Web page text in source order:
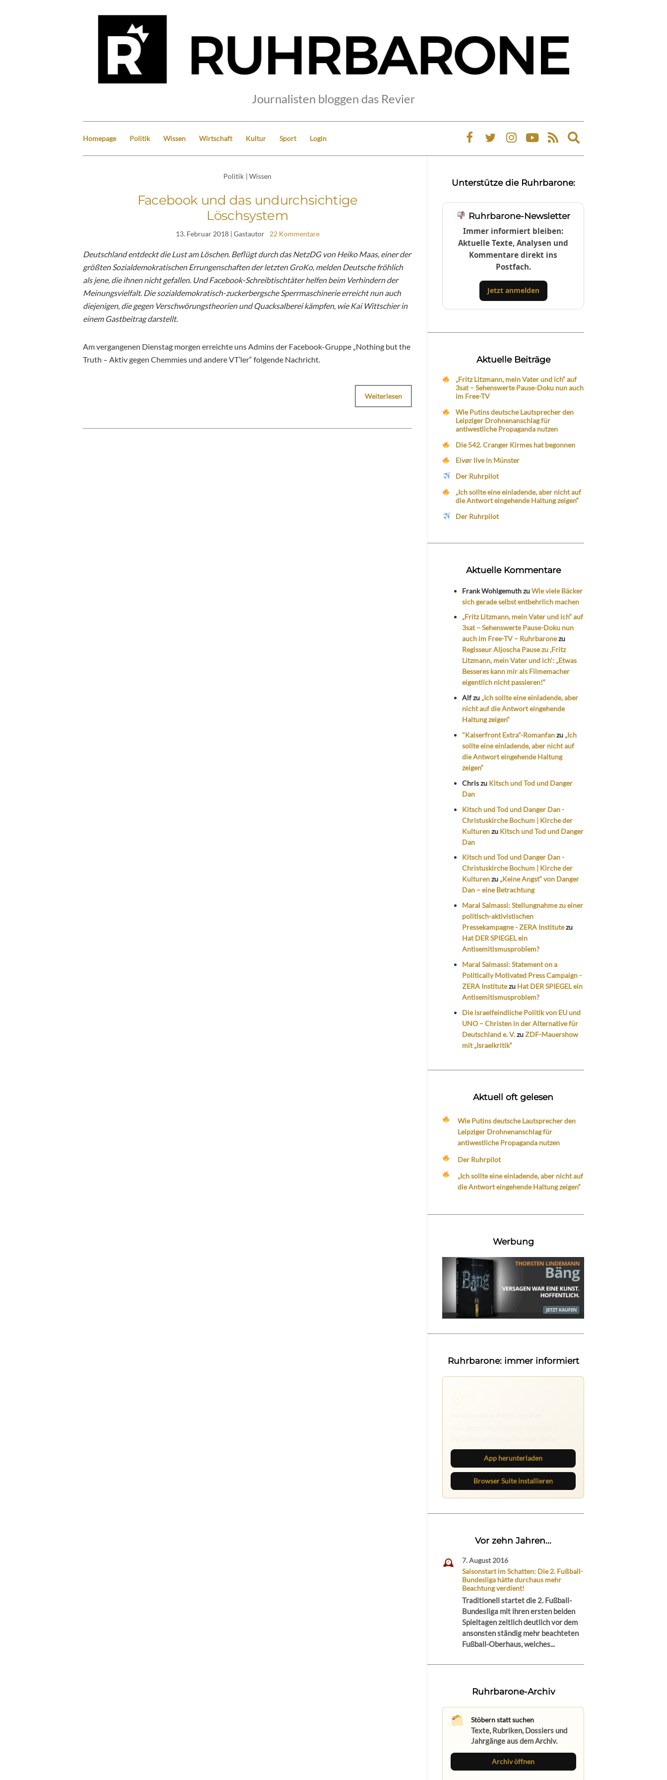
Journalisten bloggen das Revier
Homepage Politik Wissen Wirtschaft Kultur Sport Login
Expand
search
Politik | Wissen
Facebook und das undurchsichtige
Löschsystem
13. Februar 2018| Gastautor 22 Kommentare
Deutschland entdeckt die Lust am Löschen. Beflügt durch das NetzDG von Heiko Maas, einer der
größten Sozialdemokratischen Errungenschaften der letzten GroKo, melden Deutsche fröhlich
als jene, die ihnen nicht gefallen. Und Facebook-Schreibtischtäter helfen beim Verhindern der
Meinungsvielfalt. Die sozialdemokratisch-zuckerbergsche Sperrmaschinerie erreicht nun auch
diejenigen, die gegen Verschwörungstheorien und Quacksalberei kämpfen, wie Kai Wittschier in
einem Gastbeitrag darstellt.
Am vergangenen Dienstag morgen erreichte uns Admins der Facebook-Gruppe „Nothing but the
Truth – Aktiv gegen Chemmies und andere VT’ler“ folgende Nachricht.
Weiterlesen
Unterstütze die Ruhrbarone:
Ruhrbarone-Newsletter
Immer informiert bleiben:
Aktuelle Texte, Analysen und
Kommentare direkt ins
Postfach.
Jetzt anmelden
Aktuelle Beiträge
„Fritz Litzmann, mein Vater und ich“ auf
3sat – Sehenswerte Pause-Doku nun auch
im Free-TV
Wie Putins deutsche Lautsprecher den
Leipziger Drohnenanschlag für
antiwestliche Propaganda nutzen
Die 542. Cranger Kirmes hat begonnen
Eivør live in Münster
Der Ruhrpilot
„Ich sollte eine einladende, aber nicht auf
die Antwort eingehende Haltung zeigen“
Der Ruhrpilot
Aktuelle Kommentare
Frank WohlgemuthzuWie viele Bäcker
sich gerade selbst entbehrlich machen
„Fritz Litzmann, mein Vater und ich“ auf
3sat – Sehenswerte Pause-Doku nun
auch im Free-TV – Ruhrbaronezu
Regisseur Aljoscha Pause zu ‚Fritz
Litzmann, mein Vater und ich‘: „Etwas
Besseres kann mir als Filmemacher
eigentlich nicht passieren!“
Alfzu „Ich sollte eine einladende, aber
nicht auf die Antwort eingehende
Haltung zeigen“
"Kaiserfront Extra"-Romanfanzu „Ich
sollte eine einladende, aber nicht auf
die Antwort eingehende Haltung
zeigen“
Chriszu Kitsch und Tod und Danger
Dan
Kitsch und Tod und Danger Dan -
Christuskirche Bochum | Kirche der
Kulturenzu Kitsch und Tod und Danger
Dan
Kitsch und Tod und Danger Dan -
Christuskirche Bochum | Kirche der
Kulturenzu „Keine Angst“ von Danger
Dan – eine Betrachtung
Maral Salmassi: Stellungnahme zu einer
politisch-aktivistischen
Pressekampagne - ZERA Institutezu
Hat DER SPIEGEL ein
Antisemitismusproblem?
Maral Salmassi: Statement on a
Politically Motivated Press Campaign -
ZERA Institutezu Hat DER SPIEGEL ein
Antisemitismusproblem?
Die israelfeindliche Politik von EU und
UNO – Christen in der Alternative für
Deutschland e. V.zuZDF-Mauershow
mit „Israelkritik“
Aktuell oft gelesen
Wie Putins deutsche Lautsprecher den
Leipziger Drohnenanschlag für
antiwestliche Propaganda nutzen
Der Ruhrpilot
„Ich sollte eine einladende, aber nicht auf
die Antwort eingehende Haltung zeigen“
Werbung
Ruhrbarone: immer informiert
App herunterladen
Browser Suite installieren
Vor zehn Jahren...
7. August 2016
Saisonstart im Schatten: Die 2. Fußball-
Bundesliga hätte durchaus mehr
Beachtung verdient!
Traditionell startet die 2. Fußball-
Bundesliga mit ihren ersten beiden
Spieltagen zeitlich deutlich vor dem
ansonsten ständig mehr beachteten
Fußball-Oberhaus, welches...
Ruhrbarone-Archiv
Stöbern statt suchen
Texte, Rubriken, Dossiers und
Jahrgänge aus dem Archiv.
Archiv öffnen